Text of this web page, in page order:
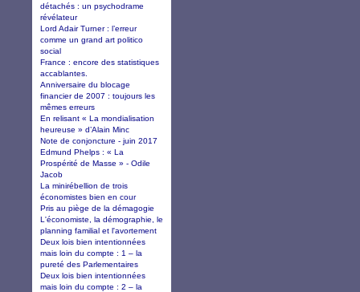
détachés : un psychodrame
révélateur
Lord Adair Turner : l’erreur
comme un grand art politico
social
France : encore des statistiques
accablantes.
Anniversaire du blocage
financier de 2007 : toujours les
mêmes erreurs
En relisant « La mondialisation
heureuse » d’Alain Minc
Note de conjoncture - juin 2017
Edmund Phelps : « La
Prospérité de Masse » - Odile
Jacob
La minirébellion de trois
économistes bien en cour
Pris au piège de la démagogie
L'économiste, la démographie, le
planning familial et l'avortement
Deux lois bien intentionnées
mais loin du compte : 1 – la
pureté des Parlementaires
Deux lois bien intentionnées
mais loin du compte : 2 – la